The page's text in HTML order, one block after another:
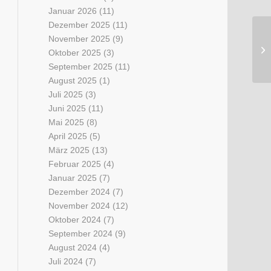
Januar 2026 (11)
Dezember 2025 (11)
November 2025 (9)
Oktober 2025 (3)
September 2025 (11)
August 2025 (1)
Juli 2025 (3)
Juni 2025 (11)
Mai 2025 (8)
April 2025 (5)
März 2025 (13)
Februar 2025 (4)
Januar 2025 (7)
Dezember 2024 (7)
November 2024 (12)
Oktober 2024 (7)
September 2024 (9)
August 2024 (4)
Juli 2024 (7)